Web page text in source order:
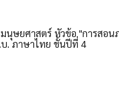
ษยศาสตร์ หัวข้อ "การสอน
บ. ภาษาไทย ชั้นปีที่ 4